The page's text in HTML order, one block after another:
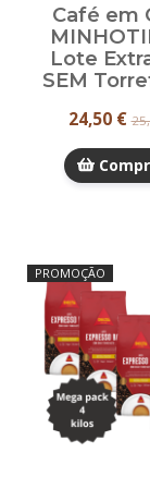
Café em
Lote
SEM
24,50 €
PROMOÇÃO